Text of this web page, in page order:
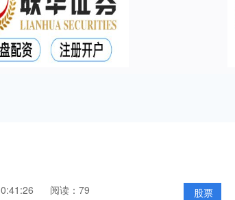
股票
阅读：79